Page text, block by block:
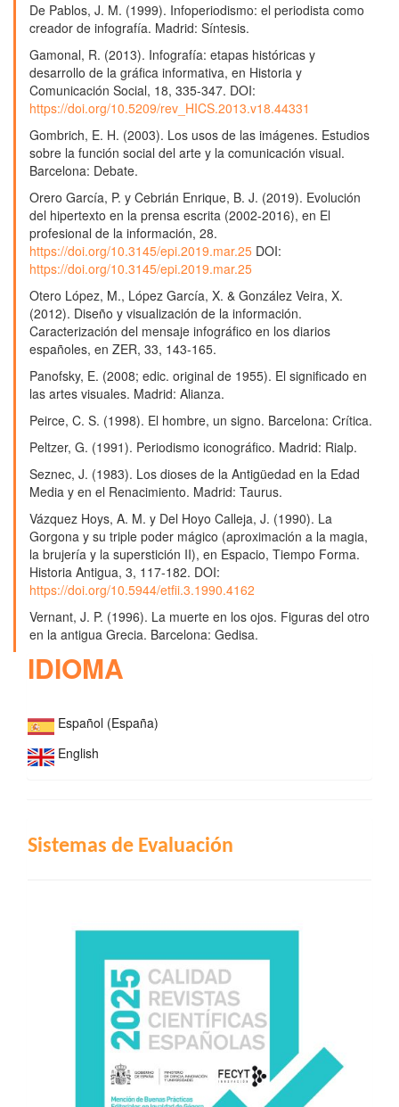
De Pablos, J. M. (1999). Infoperiodismo: el periodista como
creador de infografía. Madrid: Síntesis.
Gamonal, R. (2013). Infografía: etapas históricas y
desarrollo de la gráfica informativa, en Historia y
Comunicación Social, 18, 335-347. DOI:
https://doi.org/10.5209/rev_HICS.2013.v18.44331
Gombrich, E. H. (2003). Los usos de las imágenes. Estudios
sobre la función social del arte y la comunicación visual.
Barcelona: Debate.
Orero García, P. y Cebrián Enrique, B. J. (2019). Evolución
del hipertexto en la prensa escrita (2002-2016), en El
profesional de la información, 28.
https://doi.org/10.3145/epi.2019.mar.25 DOI:
https://doi.org/10.3145/epi.2019.mar.25
Otero López, M., López García, X. & González Veira, X.
(2012). Diseño y visualización de la información.
Caracterización del mensaje infográfico en los diarios
españoles, en ZER, 33, 143-165.
Panofsky, E. (2008; edic. original de 1955). El significado en
las artes visuales. Madrid: Alianza.
Peirce, C. S. (1998). El hombre, un signo. Barcelona: Crítica.
Peltzer, G. (1991). Periodismo iconográfico. Madrid: Rialp.
Seznec, J. (1983). Los dioses de la Antigüedad en la Edad
Media y en el Renacimiento. Madrid: Taurus.
Vázquez Hoys, A. M. y Del Hoyo Calleja, J. (1990). La
Gorgona y su triple poder mágico (aproximación a la magia,
la brujería y la superstición II), en Espacio, Tiempo Forma.
Historia Antigua, 3, 117-182. DOI:
https://doi.org/10.5944/etfii.3.1990.4162
Vernant, J. P. (1996). La muerte en los ojos. Figuras del otro
en la antigua Grecia. Barcelona: Gedisa.
IDIOMA
Español (España)
English
INDIZACIÓN
Sistemas de Evaluación